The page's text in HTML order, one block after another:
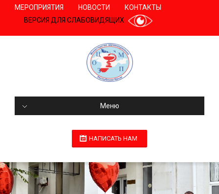
МЕРОПРИЯТИЯ НОВОСТИ
КОНТАКТЫ
ВЕРСИЯ ДЛЯ СЛАБОВИДЯЩИХ
Меню
НАПИСАТЬ НАМ